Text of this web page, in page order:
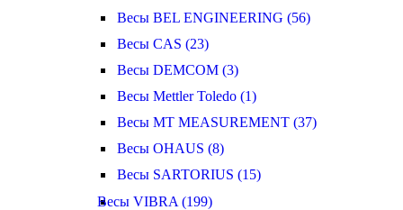
Весы BEL ENGINEERING (56)
Весы CAS (23)
Весы DEMCOM (3)
Весы Mettler Toledo (1)
Весы MT MEASUREMENT (37)
Весы OHAUS (8)
Весы SARTORIUS (15)
Весы VIBRA (199)